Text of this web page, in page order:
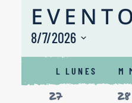
8/7/2026
Seleccionar
fecha.
DE
L LUNES M
0
27
0
28